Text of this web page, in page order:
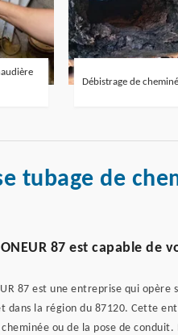
Débistrage de
tubage de
87 est capable
87 est une entreprise qui
dans la région du 87120. Cette
ou de la pose de